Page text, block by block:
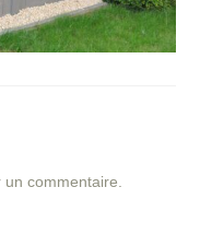
commentaire.
vous proposerons